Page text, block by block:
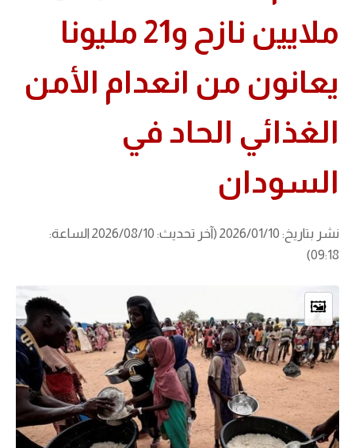
ملايين نازح و21 مليونا
يعانون من انعدام الأمن
الغذائي الحاد في
السودان
نشر بتاريخ: 2026/01/10 (آخر تحديث: 2026/08/10 الساعة:
09:18)
🖼️